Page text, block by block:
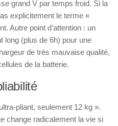
grand V par temps froid. Si la
explicitement le terme «
Autre point d’attention : un
long (plus de 6h) pour une
de très mauvaise qualité,
de la batterie.
pliant, seulement 12 kg ».
change radicalement la vie si